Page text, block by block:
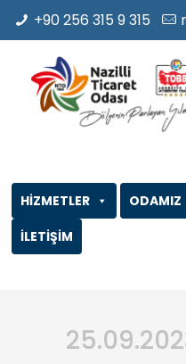
+90 256 315 9 315
ODAMIZ
HİZMETLER
İLETİŞİM